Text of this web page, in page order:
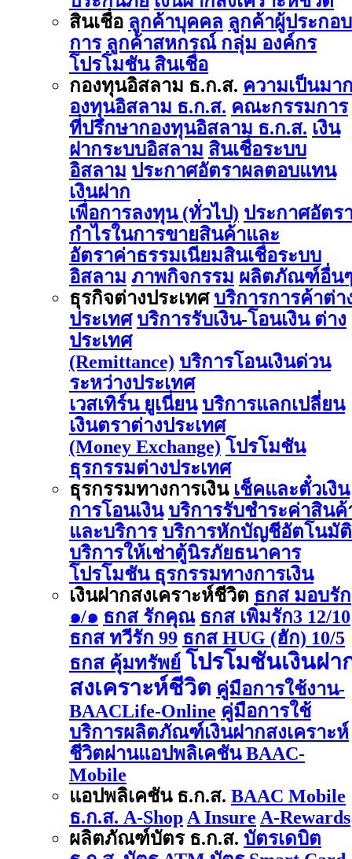
สินเชื่อ ลูกค้าบุคคล ลูกค้าผู้ประกอบ
การ ลูกค้าสหกรณ์ กลุ่ม องค์กร
โปรโมชัน สินเชื่อ
กองทุนอิสลาม ธ.ก.ส. ความเป็นมา
องทุนอิสลาม ธ.ก.ส. คณะกรรมการ
ที่ปรึกษากองทุนอิสลาม ธ.ก.ส. เงิน
ฝากระบบอิสลาม สินเชื่อระบบ
อิสลาม ประกาศอัตราผลตอบแทน
เงินฝาก
เพื่อการลงทุน (ทั่วไป) ประกาศอัตร
กำไรในการขายสินค้าและ
อัตราค่าธรรมเนียมสินเชื่อระบบ
อิสลาม ภาพกิจกรรม ผลิตภัณฑ์อื่น
ธุรกิจต่างประเทศ บริการการค้าต่า
ประเทศ บริการรับเงิน-โอนเงิน ต่าง
ประเทศ
(Remittance) บริการโอนเงินด่วน
ระหว่างประเทศ
เวสเทิร์น ยูเนี่ยน บริการแลกเปลี่ยน
เงินตราต่างประเทศ
(Money Exchange) โปรโมชัน
ธุรกรรมต่างประเทศ
ธุรกรรมทางการเงิน เช็คและตั๋วเงิน
การโอนเงิน บริการรับชำระค่าสินค้
และบริการ บริการหักบัญชีอัตโนมัติ
บริการให้เช่าตู้นิรภัยธนาคาร
โปรโมชัน ธุรกรรมทางการเงิน
เงินฝากสงเคราะห์ชีวิต ธกส มอบรัก
๑/๑ ธกส รักคุณ ธกส เพิ่มรัก3 12/10
ธกส ทวีรัก 99 ธกส HUG (ฮัก) 10/5
ธกส คุ้มทรัพย์ โปรโมชันเงินฝา
สงเคราะห์ชีวิต คู่มือการใช้งาน-
BAACLife-Online คู่มือการใช้
บริการผลิตภัณฑ์เงินฝากสงเคราะห์
ชีวิตผ่านแอปพลิเคชัน BAAC-
Mobile
แอปพลิเคชัน ธ.ก.ส. BAAC Mobile
ธ.ก.ส. A-Shop A Insure A-Rewards
ผลิตภัณฑ์บัตร ธ.ก.ส. บัตรเดบิต